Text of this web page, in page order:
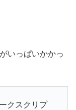
いっぱいかかっ
クスクリプ